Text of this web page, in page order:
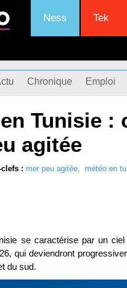
Ness Tek
Chronique Emploi
Tunisie :
agitée
clefs : mer peu agitée, météo en
se caractérise par un
qui deviendront
du sud.